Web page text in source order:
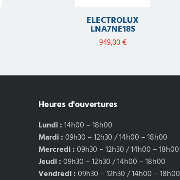
ELECTROLUX
LNA7NE18S
949,00€
Heures d'ouvertures
Lundi :14h00 – 18h00
Mardi :09h30 – 12h30 / 14h00 – 18h00
Mercredi :09h30 – 12h30 / 14h00 – 18h00
Jeudi :09h30 – 12h30 / 14h00 – 18h00
Vendredi :09h30 – 12h30 / 14h00 – 18h00